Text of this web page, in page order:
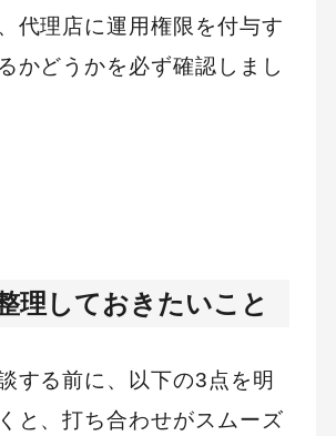
代理店に運用権限を付与す
かどうかを必ず確認しまし
理しておきたいこと
する前に、以下の3点を明
と、打ち合わせがスムーズ